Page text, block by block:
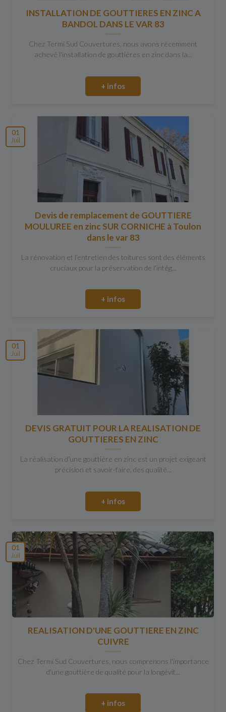
INSTALLATION DE GOUTTIERES EN ZINC A
BANDOL DANS LE VAR 83
Chez Termi Sud Couvertures, nous avons récemment
achevé l'installation de gouttières en zinc dans la...
+ infos
01
Juil
Devis de remplacement de GOUTTIERE
MOULUREE en zinc SUR CORNICHE à Toulon
dans le var 83
La rénovation et l’entretien des toitures sont des éléments
cruciaux pour la préservation de l'intég...
+ infos
01
Juil
DEVIS GRATUIT POUR LA REALISATION DE
GOUTTIERES EN ZINC
La réalisation d'une gouttière en zinc est un projet exigeant
précision et savoir-faire, des qualité...
+ infos
01
Juil
REALISATION D'UNE GOUTTIERE EN ZINC
CUIVRE
Chez Termi Sud Couvertures, nous comprenons l'importance
d'une gouttière de qualité pour la longévit...
+ infos